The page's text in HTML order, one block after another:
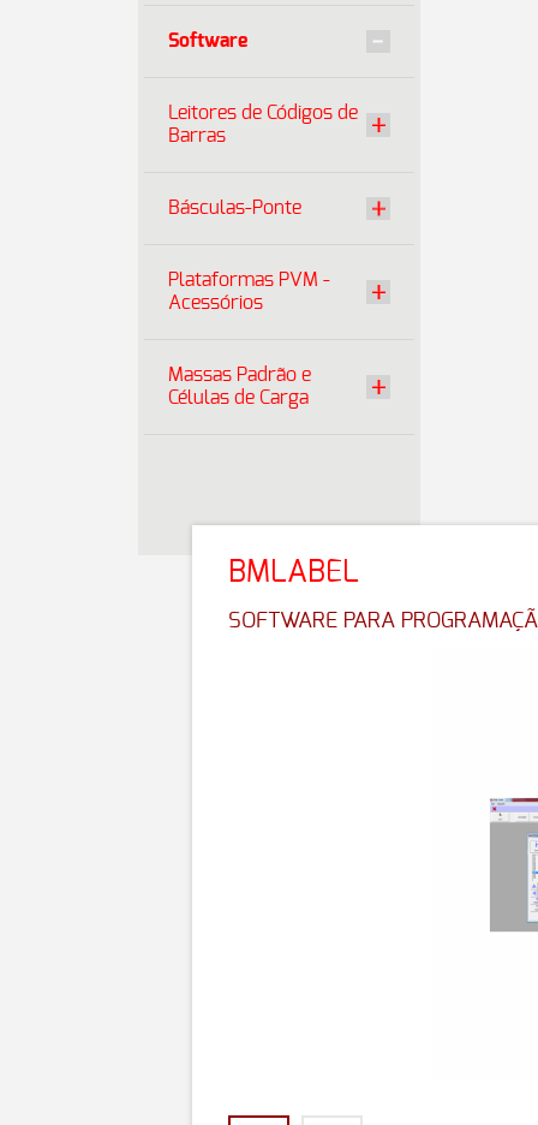
Software
Leitores de Códigos de
Barras
Básculas-Ponte
Plataformas PVM -
Acessórios
Massas Padrão e
Células de Carga
BMLABEL
SOFTWARE PARA